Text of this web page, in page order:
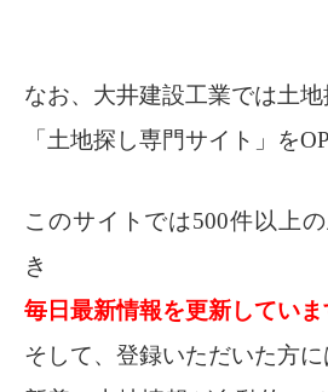
なお、大井建設工業では土
「土地探し専門サイト」を
このサイトでは500件以上
き
毎日最新情報を更新していま
そして、登録いただいた方に